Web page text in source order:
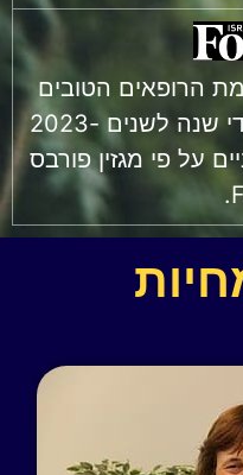
הרופאים הטובים
ביותר בישראל ברציפות מדי שנה לשנים 2023-
על פי מגזין פורבס